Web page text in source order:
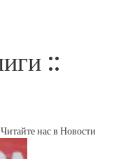
::
Читайте нас в Новости